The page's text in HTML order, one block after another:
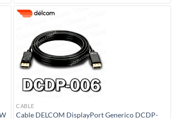
CABLE
Cable DELCOM DisplayPort Generico DCDP-